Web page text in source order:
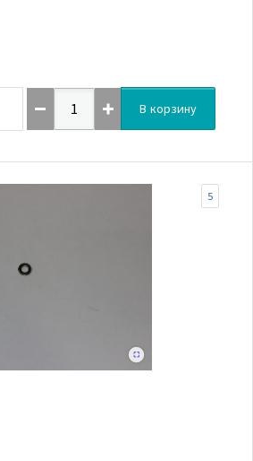
В корзину
5